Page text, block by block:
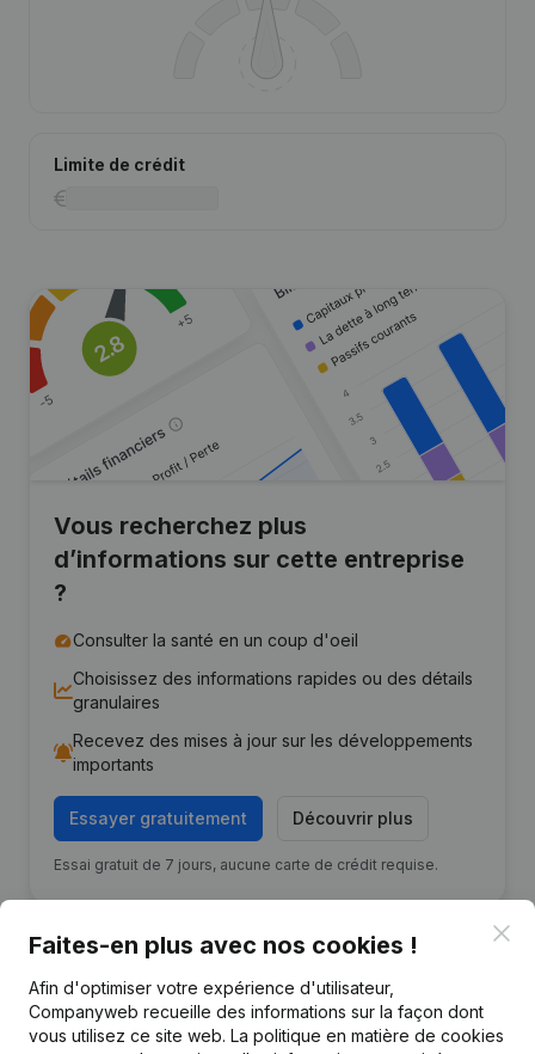
Limite de crédit
Vous recherchez plus
d’informations sur cette entreprise
?
Consulter la santé en un coup d'oeil
Choisissez des informations rapides ou des détails
granulaires
Recevez des mises à jour sur les développements
importants
Essayer gratuitement Découvrir plus
Essai gratuit de 7 jours, aucune carte de crédit requise.
Publicationsde Dvt
Faites-en plus avec nos cookies !
Afin d'optimiser votre expérience d'utilisateur,
Companyweb recueille des informations sur la façon dont
vous utilisez ce site web. La politique en matière de cookies